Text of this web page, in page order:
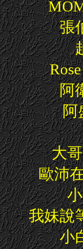
張
阿
阿
大
歐沛
我妹說
小